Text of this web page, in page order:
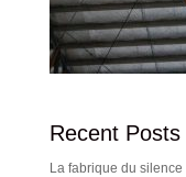
Recent Posts
La fabrique du